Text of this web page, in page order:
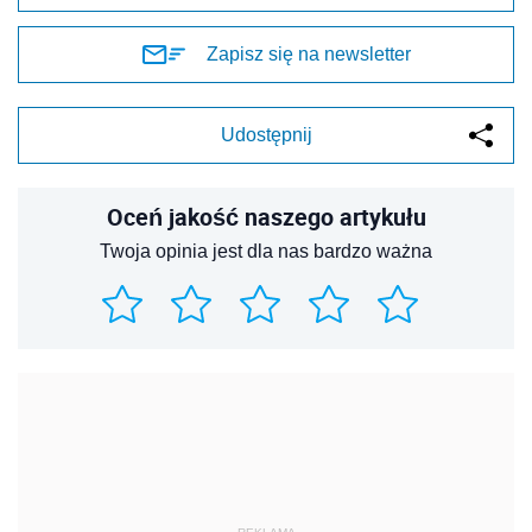
Zapisz się na newsletter
Udostępnij
Oceń jakość naszego artykułu
Twoja opinia jest dla nas bardzo ważna